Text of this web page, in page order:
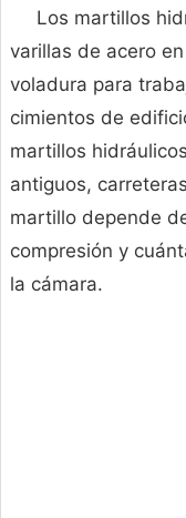
Los martillos
varillas de acero
voladura para
cimientos de
martillos
antiguos,
martillo depende
compresión y
la cámara.